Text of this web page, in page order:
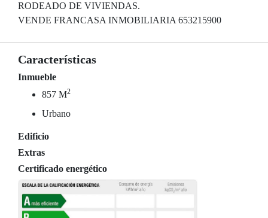
RODEADO DE VIVIENDAS.
VENDE FRANCASA INMOBILIARIA 653215900
Características
Inmueble
857 M2
Urbano
Edificio
Extras
Certificado energético